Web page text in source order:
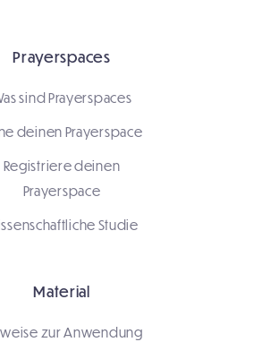
Prayerspaces
sind Prayerspaces
deinen Prayerspace
Registriere deinen
Prayerspace
Studie
Material
zur Anwendung